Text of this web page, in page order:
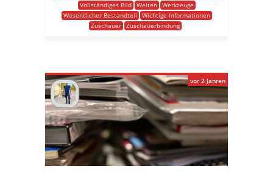
Vollständiges Bild
Welten
Werkzeuge
Wesentlicher Bestandteil
Wichtige Informationen
Zuschauer
Zuschauerbindung
vor 2 Jahren